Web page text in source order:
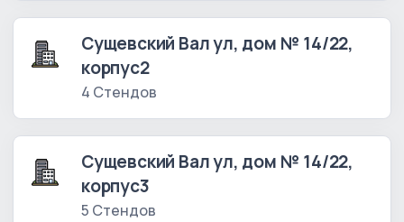
Сущевский Вал ул, дом № 14/22,
корпус2
4 Стендов
Сущевский Вал ул, дом № 14/22,
корпус3
5 Стендов